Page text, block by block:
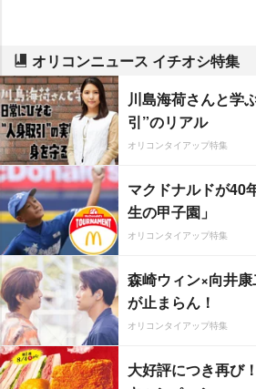
オリコンニュース イチオシ特集
川島海荷さんと学
引”のリアル
オリコンタイアップ特集
マクドナルドが40
生の甲子園」
オリコンタイアップ特集
森崎ウィン×向井
が止まらん！
オリコンタイアップ特集
大好評につき再び